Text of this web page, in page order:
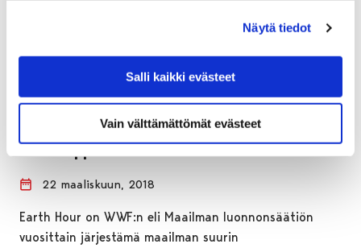
Näytä tiedot
Salli kaikki evästeet
Vain välttämättömät evästeet
Earth Hour pimentää valoja Porissa
22 maaliskuun, 2018
Earth Hour on WWF:n eli Maailman luonnonsäätiön
vuosittain järjestämä maailman suurin